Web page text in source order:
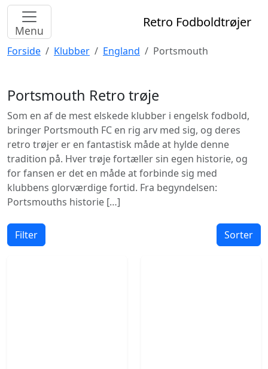
Menu
Retro Fodboldtrøjer
Forside Klubber England Portsmouth
Portsmouth Retro trøje
Som en af de mest elskede klubber i engelsk fodbold,
bringer Portsmouth FC en rig arv med sig, og deres
retro trøjer er en fantastisk måde at hylde denne
tradition på. Hver trøje fortæller sin egen historie, og
for fansen er det en måde at forbinde sig med
klubbens glorværdige fortid. Fra begyndelsen:
Portsmouths historie […]
Filter Sorter